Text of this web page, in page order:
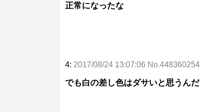
正常になったな
4: 2017/08/24 13:07:06 No.448360254
でも白の差し色はダサいと思うんだ